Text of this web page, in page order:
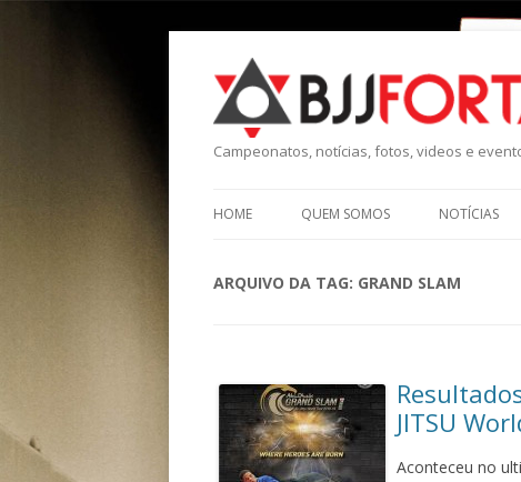
Campeonatos, notícias, fotos, videos e
HOME QUEM SOMOS NOTÍCIAS
ARQUIVO DA TAG: GRAND SLAM
JITSU
Aconteceu no